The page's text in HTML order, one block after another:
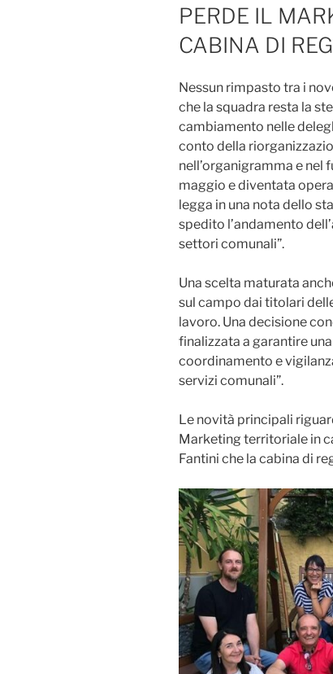
PERDE IL
CABINA DI
Nessun rimpasto tra i
che la squadra resta la
cambiamento nelle
conto della
nell’organigramma e
maggio e diventata
legga in una nota dello
spedito l’andamento
settori comunali”.
Una scelta maturata
sul campo dai titolari
lavoro. Una decisione
finalizzata a garantire
coordinamento e
servizi comunali”.
Le novità principali
Marketing territoriale in
Fantini che la cabina di